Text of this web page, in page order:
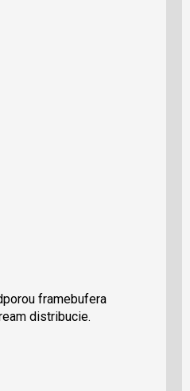
framebufera
distribucie.